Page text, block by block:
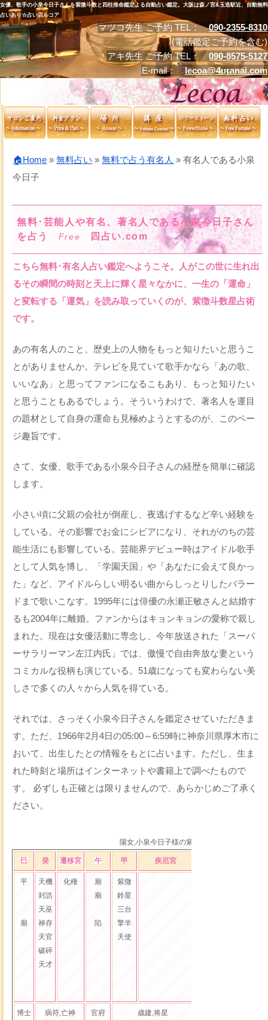
女優、歌手の小泉今日子さんを紫微斗数と四柱推命鑑定よる自動占い鑑定。大阪は森ノ宮&玉造駅近、自動無料
占いあり☆占い店ルコア
マツコ先生 ご予約 TEL：090-2355-8310
(電話鑑定ご予約を含む)
アキ先生 ご予約 TEL：090-8575-5127
E-mail：lecoa@4uranai.com
🏠Home »無料占い »無料で占う有名人 »有名人である小泉
今日子
無料･芸能人や有名、著名人である小泉今日子さん
を占う
Free 四占い.com
こちら無料･有名人占い鑑定へようこそ。人がこの世に生れ出
るその瞬間の時刻と天上に輝く星々なかに、一生の「運命」
と変転する「運気」を読み取っていくのが、紫徴斗数星占術
です。
あの有名人のこと、歴史上の人物をもっと知りたいと思うこ
とがありませんか。テレビを見ていて歌手かなら「あの歌、
いいなあ」と思ってファンになるこもあり、もっと知りたい
と思うこともあるでしょう。そういうわけで、著名人を運目
の題材として自身の運命も見極めようとするのが、このペー
ジ趣旨です。
さて、女優、歌手である小泉今日子さんの経歴を簡単に確認
します。
小さい頃に父親の会社が倒産し、夜逃げするなど辛い経験を
している。その影響でお金にシビアになり、それがのちの芸
能生活にも影響している。芸能界デビュー時はアイドル歌手
として人気を博し、「学園天国」や「あなたに会えて良かっ
た」など、アイドルらしい明るい曲からしっとりしたバラー
ドまで歌いこなす。1995年には俳優の永瀬正敏さんと結婚す
るも2004年に離婚。ファンからはキョンキョンの愛称で親し
まれた。現在は女優活動に専念し、今年放送された「スーパ
ーサラリーマン左江内氏」では、傲慢で自由奔放な妻という
コミカルな役柄も演じている。51歳になっても変わらない美
しさで多くの人々から人気を得ている。
それでは、さっそく小泉今日子さんを鑑定させていただきま
す。ただ、1966年2月4日の05:00～6:59時に神奈川県厚木市に
おいて、出生したとの情報をもとに占います。ただし、生ま
れた時刻と場所はインターネットや書籍上で調べたもので
す。 必ずしも正確とは限りませんので、あらかじめご了承く
ださい。
陽女,小泉今日子様の紫微斗数命盤作成無料
巳 癸 遷移宮 午 甲 疾厄宮
平
廟
天機
封誥
天巫
禄存
天官
破碎
天才
化権
廟
廟
陷
紫微
鈴星
三台
擎羊
天使
博士 病符,亡神 官府 歳建,将星